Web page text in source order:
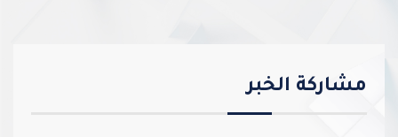
مشاركة الخبر